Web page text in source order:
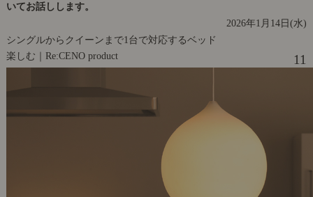
いてお話しします。
2026年1月14日(水)
シングルからクイーンまで1台で対応するベッド
楽しむ｜Re:CENO product
11